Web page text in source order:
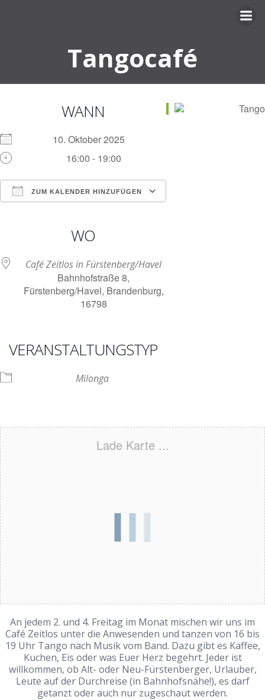
Tangocafé
WANN
10. Oktober 2025
16:00 - 19:00
ZUM KALENDER HINZUFÜGEN
WO
Café Zeitlos in Fürstenberg/Havel
Bahnhofstraße 8,
Fürstenberg/Havel, Brandenburg,
16798
VERANSTALTUNGSTYP
Milonga
Lade Karte ...
An jedem 2. und 4. Freitag im Monat mischen wir uns im
Café Zeitlos unter die Anwesenden und tanzen von 16 bis
19 Uhr Tango nach Musik vom Band. Dazu gibt es Kaffee,
Kuchen, Eis oder was Euer Herz begehrt. Jeder ist
willkommen, ob Alt- oder Neu-Fürstenberger, Urlauber,
Leute auf der Durchreise (in Bahnhofsnähe!), es darf
getanzt oder auch nur zugeschaut werden.